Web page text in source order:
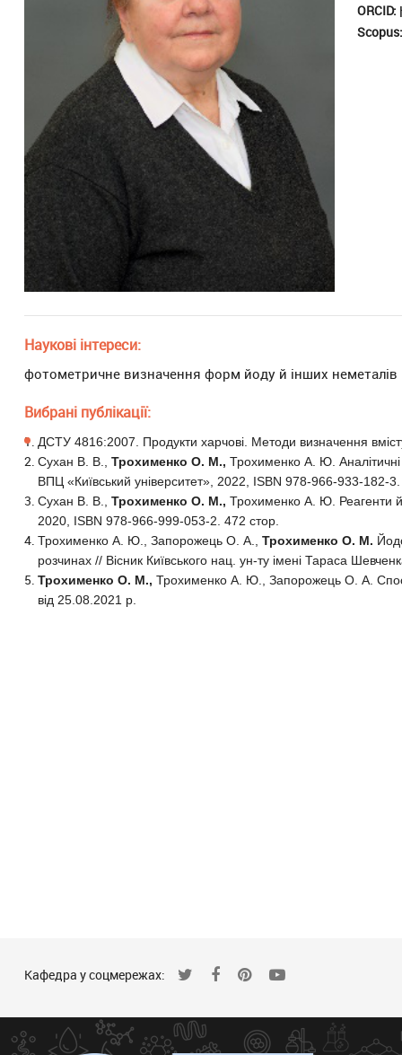
ORCID:
Наукові інтереси:
фотометричне визначення форм йоду й інших неметалів
Вибрані публікації:
ДСТУ 4816:2007. Продукти харчові. Методи визначення
Сухан В. В., Трохименко О. М., Трохименко А. Ю. Аналітичні
ВПЦ «Київський університет», 2022, ISBN 978-966-933-182-3.
Сухан В. В., Трохименко О. М., Трохименко А. Ю. Реагенти й
2020, ISBN 978-966-999-053-2. 472 стор.
Трохименко А. Ю., Запорожець О. А., Трохименко О. М.
розчинах // Вісник Київського нац. ун-ту імені Тараса
Трохименко О. М., Трохименко А. Ю., Запорожець О. А.
від 25.08.2021 р.
Кафедра у соцмережах: